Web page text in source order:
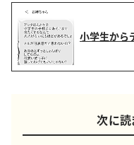
小学生から
次に読